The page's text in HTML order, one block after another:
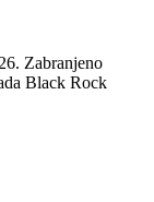
Zabranjeno
Black Rock